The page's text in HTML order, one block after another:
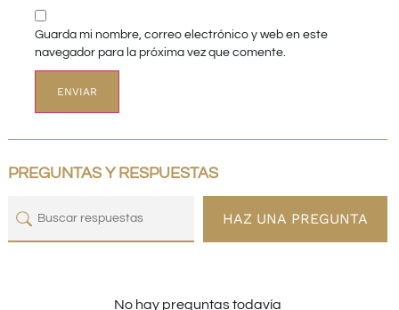
Guarda mi nombre, correo electrónico y web en este
navegador para la próxima vez que comente.
PREGUNTAS Y RESPUESTAS
HAZ UNA PREGUNTA
No hay preguntas todavía